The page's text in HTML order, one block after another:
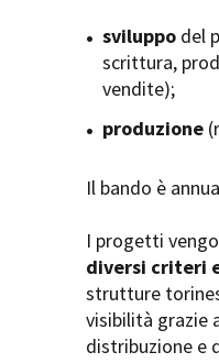
sviluppodel
scrittura,
vendite);
produzione
Il bando è
I progetti
diversi criteri
strutture
visibilità grazie
distribuzione e